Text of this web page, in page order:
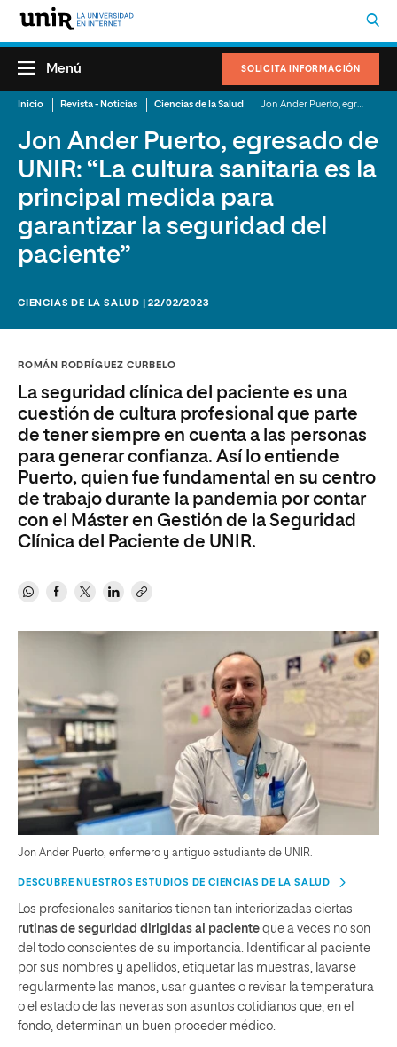
SOLICITA INFORMACIÓN
Menú
Inicio Revista - Noticias Ciencias de la Salud
Jon Ander Puerto, egresado de
UNIR: “La cultura sanitaria es la
principal medida para
garantizar la seguridad del
paciente”
CIENCIAS DE LA SALUD | 22/02/2023
ROMÁN RODRÍGUEZ CURBELO
La seguridad clínica del paciente es una
cuestión de cultura profesional que parte
de tener siempre en cuenta a las personas
para generar confianza. Así lo entiende
Puerto, quien fue fundamental en su centro
de trabajo durante la pandemia por contar
con el Máster en Gestión de la Seguridad
Clínica del Paciente de UNIR.
Jon Ander Puerto, enfermero y antiguo estudiante de UNIR.
DESCUBRE NUESTROS ESTUDIOS DE CIENCIAS DE LA SALUD
Los profesionales sanitarios tienen tan interiorizadas ciertas
rutinas de seguridad dirigidas al paciente que a veces no son
del todo conscientes de su importancia. Identificar al paciente
por sus nombres y apellidos, etiquetar las muestras, lavarse
regularmente las manos, usar guantes o revisar la temperatura
o el estado de las neveras son asuntos cotidianos que, en el
fondo, determinan un buen proceder médico.